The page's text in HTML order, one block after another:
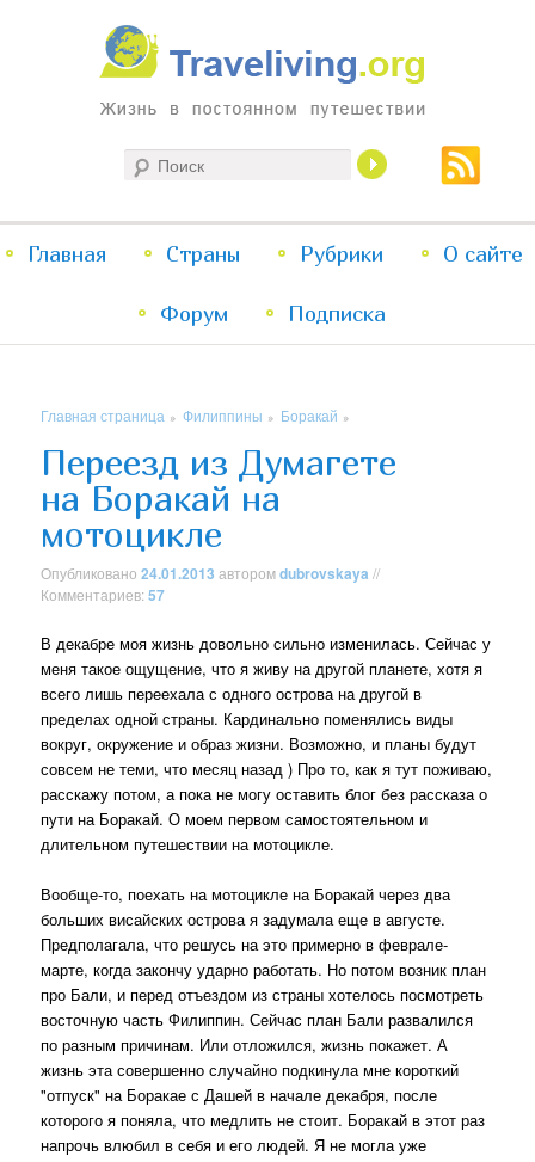
Traveliving
Жизнь в постоянном путешествии
меню
Перейти
к
Перейти
к
Главная Страны Рубрики О сайте
Форум Подписка
Главная страница »Филиппины » Боракай »
Переезд из Думагете
на Боракай на
мотоцикле
Опубликовано24.01.2013 авторомdubrovskaya //
Комментариев:57
В декабре моя жизнь довольно сильно изменилась. Сейчас у
меня такое ощущение, что я живу на другой планете, хотя я
всего лишь переехала с одного острова на другой в
пределах одной страны. Кардинально поменялись виды
вокруг, окружение и образ жизни. Возможно, и планы будут
совсем не теми, что месяц назад ) Про то, как я тут поживаю,
расскажу потом, а пока не могу оставить блог без рассказа о
пути на Боракай. О моем первом самостоятельном и
длительном путешествии на мотоцикле.
Вообще-то, поехать на мотоцикле на Боракай через два
больших висайских острова я задумала еще в августе.
Предполагала, что решусь на это примерно в феврале-
марте, когда закончу ударно работать. Но потом возник план
про Бали, и перед отъездом из страны хотелось посмотреть
восточную часть Филиппин. Сейчас план Бали развалился
по разным причинам. Или отложился, жизнь покажет. А
жизнь эта совершенно случайно подкинула мне короткий
"отпуск" на Боракае с Дашей в начале декабря, после
которого я поняла, что медлить не стоит. Боракай в этот раз
напрочь влюбил в себя и его людей. Я не могла уже